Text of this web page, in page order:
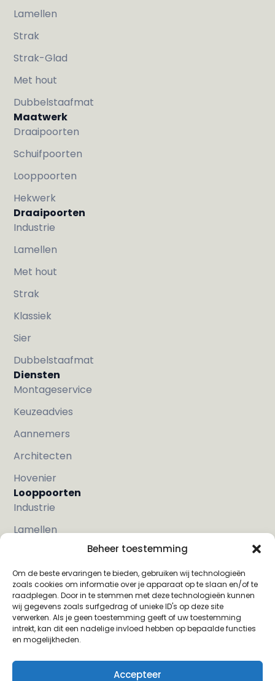
Beheer toestemming
Om de beste ervaringen te bieden, gebruiken wij technologieën
zoals cookies om informatie over je apparaat op te slaan en/of te
raadplegen. Door in te stemmen met deze technologieën kunnen
wij gegevens zoals surfgedrag of unieke ID's op deze site
verwerken. Als je geen toestemming geeft of uw toestemming
intrekt, kan dit een nadelige invloed hebben op bepaalde functies
en mogelijkheden.
Accepteer
Lamellen
Strak
Strak-Glad
Met hout
Dubbelstaafmat
Maatwerk
Draaipoorten
Schuifpoorten
Looppoorten
Hekwerk
Draaipoorten
Industrie
Lamellen
Met hout
Strak
Klassiek
Sier
Dubbelstaafmat
Diensten
Montageservice
Keuzeadvies
Aannemers
Architecten
Hovenier
Looppoorten
Industrie
Lamellen
Strak
Klassiek
Sier